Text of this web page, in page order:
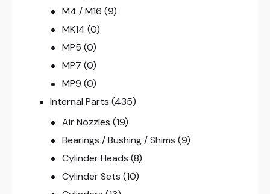
M4 / M16 (9)
MK14 (0)
MP5 (0)
MP7 (0)
MP9 (0)
Internal Parts (435)
Air Nozzles (19)
Bearings / Bushing / Shims (9)
Cylinder Heads (8)
Cylinder Sets (10)